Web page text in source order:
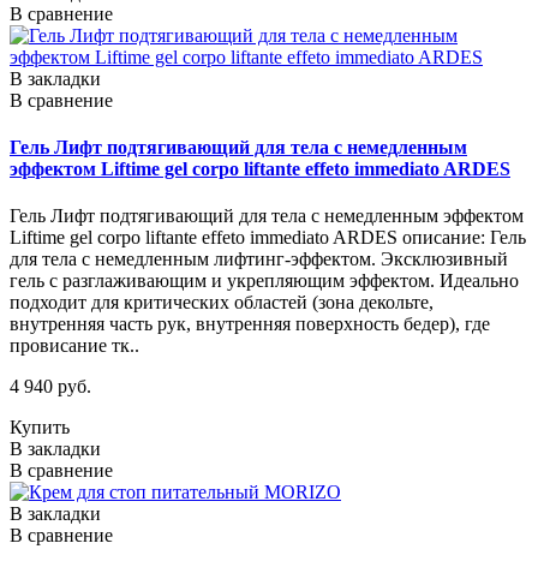
В сравнение
В закладки
В сравнение
Гель Лифт подтягивающий для тела с немедленным
эффектом Liftime gel corpo liftante effeto immediato ARDES
Гель Лифт подтягивающий для тела с немедленным эффектом
Liftime gel corpo liftante effeto immediato ARDES описание: Гель
для тела с немедленным лифтинг-эффектом. Эксклюзивный
гель с разглаживающим и укрепляющим эффектом. Идеально
подходит для критических областей (зона декольте,
внутренняя часть рук, внутренняя поверхность бедер), где
провисание тк..
4 940 руб.
Купить
В закладки
В сравнение
В закладки
В сравнение